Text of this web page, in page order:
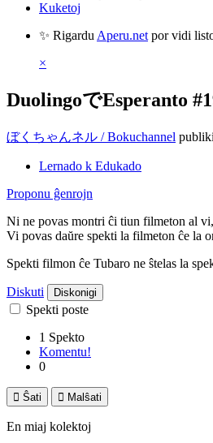
Kuketoj
✨ Rigardu Aperu.net por vidi
×
DuolingoでEsperanto
ぼくちゃんネル / Bokuchannel
Lernado k Edukado
Proponu ĝenrojn
Ni ne povas montri ĉi tiun filmeton al
Vi povas daŭre spekti la filmeton ĉe la
Spekti filmon ĉe Tubaro ne ŝtelas la
Diskuti Diskonigi
Spekti poste
1 Spekto
Komentu!
0
 Ŝati  Malŝati
En miaj kolektoj